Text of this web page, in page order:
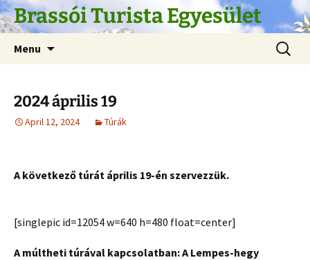
Skip
to Brassói Turista Egyesület
Menu
Search
for:
2024 április 19
April 12, 2024 Túrák
A következő túrát április 19-én szervezzük.
[singlepic id=12054 w=640 h=480 float=center]
A múltheti túrával kapcsolatban: A Lempes-hegy